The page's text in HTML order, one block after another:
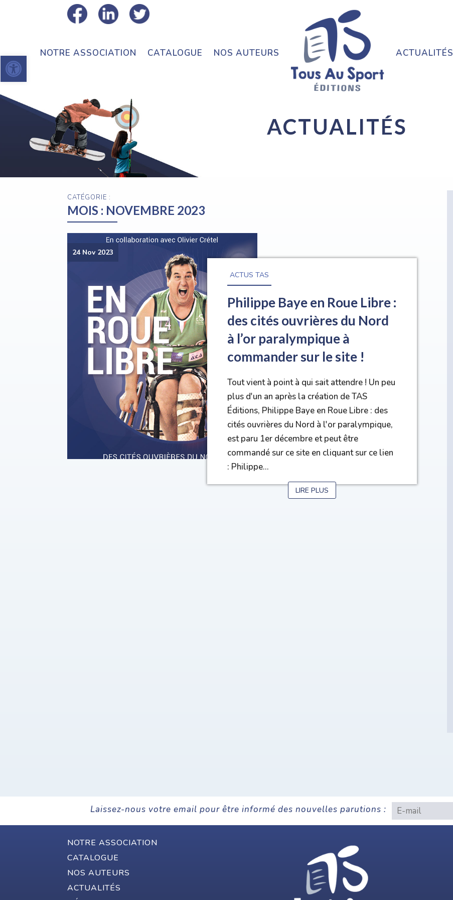
Ouvrir la barre d’outilsNOTRE ASSOCIATION CATALOGUE NOS AUTEURS ACTUALITÉS
ACTUALITÉS
CATÉGORIE :
MOIS : NOVEMBRE 2023
ACTUS TAS
Philippe Baye en Roue Libre :
des cités ouvrières du Nord
à l’or paralympique à
commander sur le site !
Tout vient à point à qui sait attendre ! Un peu
plus d'un an après la création de TAS
Éditions, Philippe Baye en Roue Libre : des
cités ouvrières du Nord à l'or paralympique,
est paru 1er décembre et peut être
commandé sur ce site en cliquant sur ce lien
: Philippe...
LIRE PLUS
24 Nov 2023
Laissez-nous votre email pour être informé des nouvelles parutions :
NOTRE ASSOCIATION
CATALOGUE
NOS AUTEURS
ACTUALITÉS